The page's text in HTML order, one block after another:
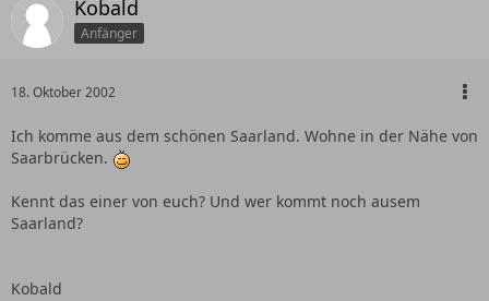
Kobald
Anfänger
18. Oktober 2002
Ich komme aus dem schönen Saarland. Wohne in der Nähe von
Saarbrücken.
Kennt das einer von euch? Und wer kommt noch ausem
Saarland?
Kobald